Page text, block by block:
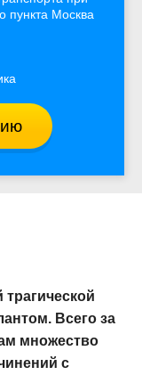
пункта Москва
Всего за
множество
с